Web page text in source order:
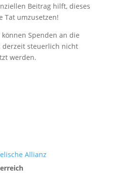
Beitrag hilft, dieses
Tat umzusetzen!
Spenden an die
derzeit steuerlich nicht
werden.